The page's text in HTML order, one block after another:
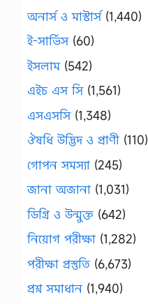
অনার্স ও মাস্টার্স(1,440)
ই-সার্ভিস(60)
ইসলাম(542)
এইচ এস সি(1,561)
এসএসসি(1,348)
ঔষধি উদ্ভিদ ও প্রাণী (110)
গোপন সমস্যা (245)
জানা অজানা (1,031)
ডিগ্রি ও উন্মুক্ত (642)
নিয়োগ পরীক্ষা (1,282)
পরীক্ষা প্রস্তুতি (6,673)
প্রশ্ন সমাধান (1,940)